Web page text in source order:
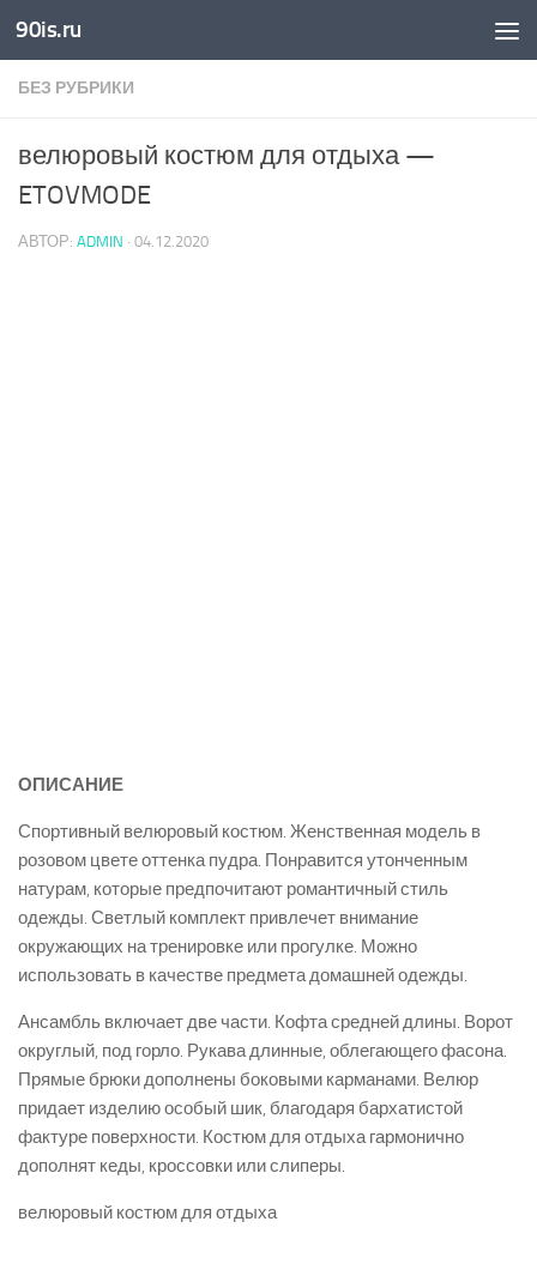
Skip to content
90is.ru
БЕЗ РУБРИКИ
велюровый костюм для отдыха —
ETOVMODE
АВТОР: ADMIN · 04.12.2020
ОПИСАНИЕ
Спортивный велюровый костюм. Женственная модель в
розовом цвете оттенка пудра. Понравится утонченным
натурам, которые предпочитают романтичный стиль
одежды. Светлый комплект привлечет внимание
окружающих на тренировке или прогулке. Можно
использовать в качестве предмета домашней одежды.
Ансамбль включает две части. Кофта средней длины. Ворот
округлый, под горло. Рукава длинные, облегающего фасона.
Прямые брюки дополнены боковыми карманами. Велюр
придает изделию особый шик, благодаря бархатистой
фактуре поверхности. Костюм для отдыха гармонично
дополнят кеды, кроссовки или слиперы.
велюровый костюм для отдыха